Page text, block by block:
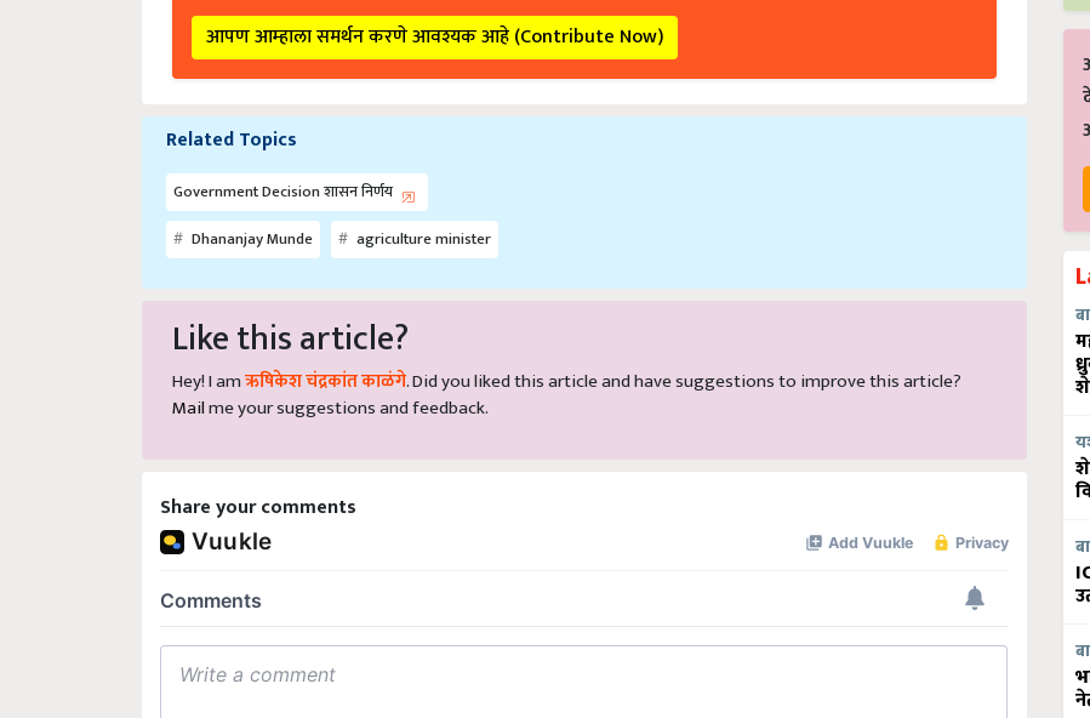
आपण आम्हाला समर्थन करणे आवश्यक आहे (Contribute Now)
Related Topics
Government Decision शासन निर्णय
Dhananjay Munde
agriculture minister
Like this article?
Hey! I amऋषिकेश चंद्रकांत काळंगे. Did you liked this article and have suggestions to improve this article?
Mailme your suggestions and feedback.
Share your comments